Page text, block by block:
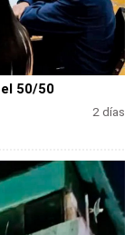
50/50
2 días